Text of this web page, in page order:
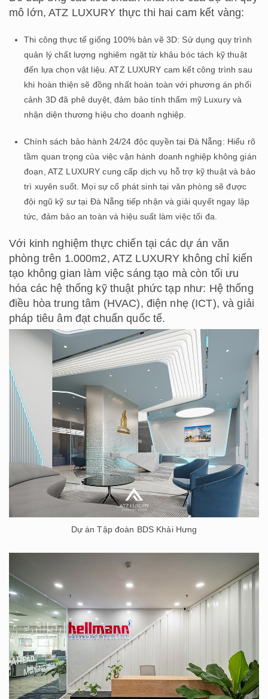
mô lớn, ATZ LUXURY thực thi hai cam kết vàng:
Thi công thực tế giống 100% bản vẽ 3D: Sử dụng quy trình
quản lý chất lượng nghiêm ngặt từ khâu bóc tách kỹ thuật
đến lựa chọn vật liệu. ATZ LUXURY cam kết công trình sau
khi hoàn thiện sẽ đồng nhất hoàn toàn với phương án phối
cảnh 3D đã phê duyệt, đảm bảo tính thẩm mỹ Luxury và
nhận diện thương hiệu cho doanh nghiệp.
Chính sách bảo hành 24/24 độc quyền tại Đà Nẵng: Hiểu rõ
tầm quan trọng của việc vận hành doanh nghiệp không gián
đoạn, ATZ LUXURY cung cấp dịch vụ hỗ trợ kỹ thuật và bảo
trì xuyên suốt. Mọi sự cố phát sinh tại văn phòng sẽ được
đội ngũ kỹ sư tại Đà Nẵng tiếp nhận và giải quyết ngay lập
tức, đảm bảo an toàn và hiệu suất làm việc tối đa.
Với kinh nghiệm thực chiến tại các dự án văn
phòng trên 1.000m2, ATZ LUXURY không chỉ kiến
tạo không gian làm việc sáng tạo mà còn tối ưu
hóa các hệ thống kỹ thuật phức tạp như: Hệ thống
điều hòa trung tâm (HVAC), điện nhẹ (ICT), và giải
pháp tiêu âm đạt chuẩn quốc tế.
Dự án Tập đoàn BDS Khải Hưng